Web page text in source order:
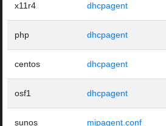
x11r4 dhcpagent
php dhcpagent
centos dhcpagent
osf1 dhcpagent
sunos mipagent.conf